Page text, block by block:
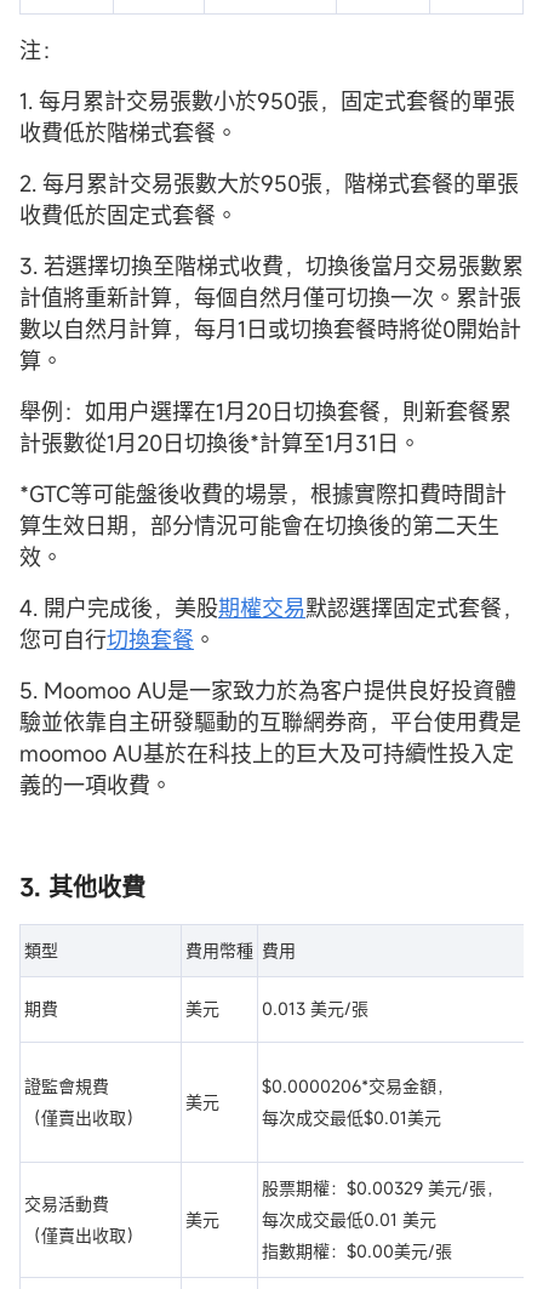
注：
1. 每月累計交易張數小於950張，固定式套餐的單張
收費低於階梯式套餐。
2. 每月累計交易張數大於950張，階梯式套餐的單張
收費低於固定式套餐。
3. 若選擇切換至階梯式收費，切換後當月交易張數累
計值將重新計算，每個自然月僅可切換一次。累計張
數以自然月計算，每月1日或切換套餐時將從0開始計
算。
舉例：如用户選擇在1月20日切換套餐，則新套餐累
計張數從1月20日切換後*計算至1月31日。
*GTC等可能盤後收費的場景，根據實際扣費時間計
算生效日期，部分情況可能會在切換後的第二天生
效。
4. 開户完成後，美股期權交易默認選擇固定式套餐，
您可自行切換套餐 。
5. Moomoo AU是一家致力於為客户提供良好投資體
驗並依靠自主研發驅動的互聯網券商，平台使用費是
moomoo AU基於在科技上的巨大及可持續性投入定
義的一項收費。
3. 其他收費
類型 費用幣種 費用
期費 美元 0.013 美元/張
證監會規費
（僅賣出收取）
美元
$0.0000206*交易金額，
每次成交最低$0.01美元
交易活動費
（僅賣出收取）
美元
股票期權：$0.00329 美元/張，
每次成交最低0.01 美元
指數期權：$0.00美元/張